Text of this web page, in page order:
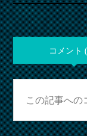
コメント
この記事への